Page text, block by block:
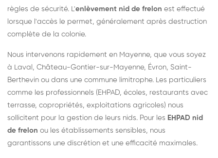
règles de sécurité. L'enlèvement nid de frelon est effectué
lorsque l'accès le permet, généralement après destruction
complète de la colonie.
Nous intervenons rapidement en Mayenne, que vous soyez
à Laval, Château-Gontier-sur-Mayenne, Évron, Saint-
Berthevin ou dans une commune limitrophe. Les particuliers
comme les professionnels (EHPAD, écoles, restaurants avec
terrasse, copropriétés, exploitations agricoles) nous
sollicitent pour la gestion de leurs nids. Pour les EHPAD nid
de frelon ou les établissements sensibles, nous
garantissons une discrétion et une efficacité maximales.